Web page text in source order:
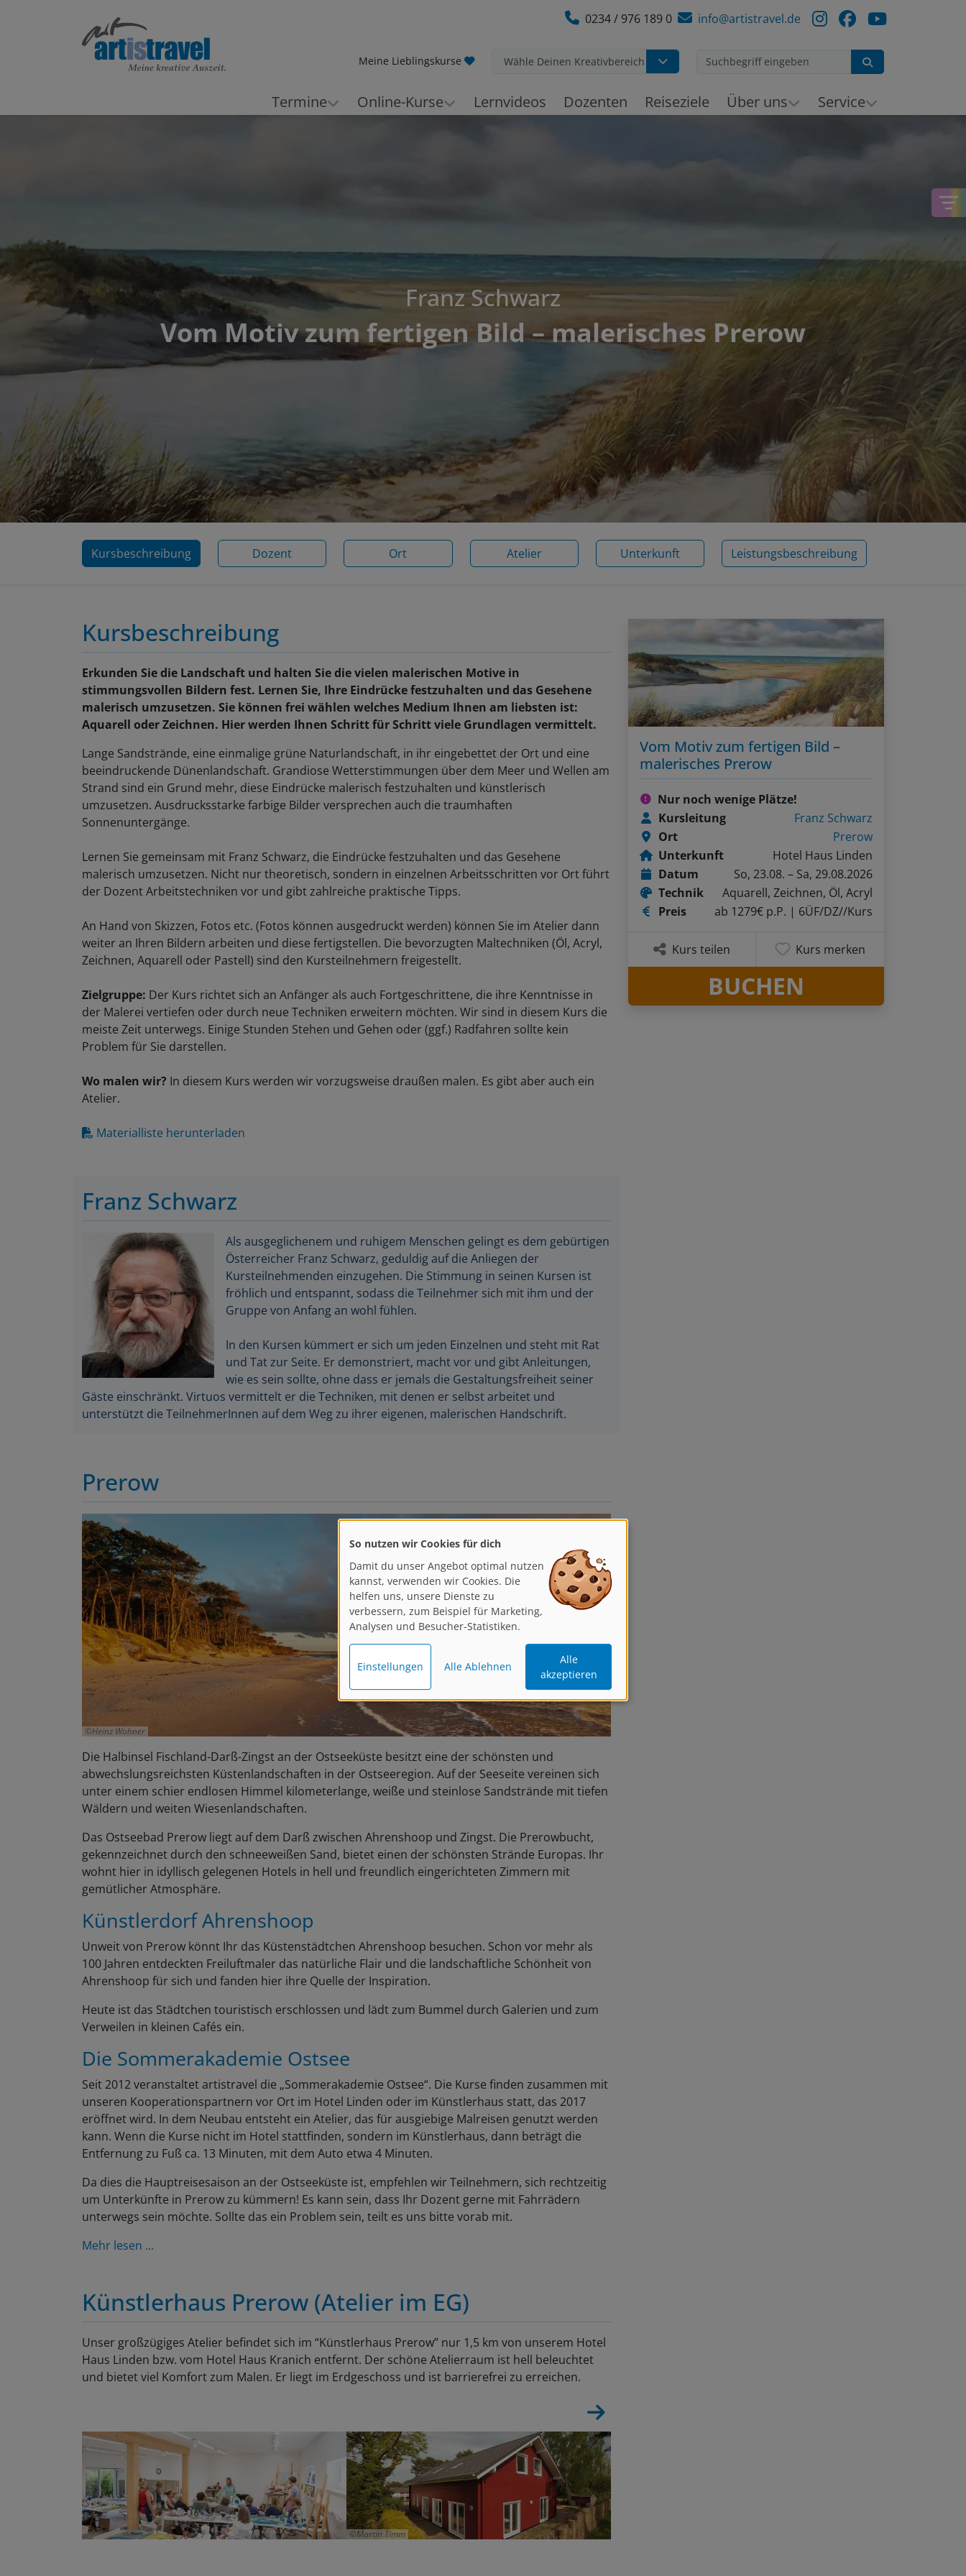
0234 / 976 189 0 info@artistravel.de
Meine Lieblingskurse Wähle Deinen Kreativbereich
Termine Online-Kurse Lernvideos Dozenten Reiseziele Über uns Service
Franz Schwarz
Vom Motiv zum fertigen Bild – malerisches Prerow
Kursbeschreibung Dozent Ort Atelier Unterkunft Leistungsbeschreibung
Kursbeschreibung
Erkunden Sie die Landschaft und halten Sie die vielen malerischen Motive in
stimmungsvollen Bildern fest. Lernen Sie, Ihre Eindrücke festzuhalten und das Gesehene
malerisch umzusetzen. Sie können frei wählen welches Medium Ihnen am liebsten ist:
Aquarell oder Zeichnen. Hier werden Ihnen Schritt für Schritt viele Grundlagen vermittelt.
Lange Sandstrände, eine einmalige grüne Naturlandschaft, in ihr eingebettet der Ort und eine
beeindruckende Dünenlandschaft. Grandiose Wetterstimmungen über dem Meer und Wellen am
Strand sind ein Grund mehr, diese Eindrücke malerisch festzuhalten und künstlerisch
umzusetzen. Ausdrucksstarke farbige Bilder versprechen auch die traumhaften
Sonnenuntergänge.
Lernen Sie gemeinsam mit Franz Schwarz, die Eindrücke festzuhalten und das Gesehene
malerisch umzusetzen. Nicht nur theoretisch, sondern in einzelnen Arbeitsschritten vor Ort führt
der Dozent Arbeitstechniken vor und gibt zahlreiche praktische Tipps.
An Hand von Skizzen, Fotos etc. (Fotos können ausgedruckt werden) können Sie im Atelier dann
weiter an Ihren Bildern arbeiten und diese fertigstellen. Die bevorzugten Maltechniken (Öl, Acryl,
Zeichnen, Aquarell oder Pastell) sind den Kursteilnehmern freigestellt.
Zielgruppe: Der Kurs richtet sich an Anfänger als auch Fortgeschrittene, die ihre Kenntnisse in
der Malerei vertiefen oder durch neue Techniken erweitern möchten. Wir sind in diesem Kurs die
meiste Zeit unterwegs. Einige Stunden Stehen und Gehen oder (ggf.) Radfahren sollte kein
Problem für Sie darstellen.
Wo malen wir? In diesem Kurs werden wir vorzugsweise draußen malen. Es gibt aber auch ein
Atelier.
Materialliste herunterladen
Franz Schwarz
Als ausgeglichenem und ruhigem Menschen gelingt es dem gebürtigen
Österreicher Franz Schwarz, geduldig auf die Anliegen der
Kursteilnehmenden einzugehen. Die Stimmung in seinen Kursen ist
fröhlich und entspannt, sodass die Teilnehmer sich mit ihm und der
Gruppe von Anfang an wohl fühlen.
In den Kursen kümmert er sich um jeden Einzelnen und steht mit Rat
und Tat zur Seite. Er demonstriert, macht vor und gibt Anleitungen,
wie es sein sollte, ohne dass er jemals die Gestaltungsfreiheit seiner
Gäste einschränkt. Virtuos vermittelt er die Techniken, mit denen er selbst arbeitet und
unterstützt die TeilnehmerInnen auf dem Weg zu ihrer eigenen, malerischen Handschrift.
Prerow
Heinz Wohner
Die Halbinsel Fischland-Darß-Zingst an der Ostseeküste besitzt eine der schönsten und
abwechslungsreichsten Küstenlandschaften in der Ostseeregion. Auf der Seeseite vereinen sich
unter einem schier endlosen Himmel kilometerlange, weiße und steinlose Sandstrände mit tiefen
Wäldern und weiten Wiesenlandschaften.
Das Ostseebad Prerow liegt auf dem Darß zwischen Ahrenshoop und Zingst. Die Prerowbucht,
gekennzeichnet durch den schneeweißen Sand, bietet einen der schönsten Strände Europas. Ihr
wohnt hier in idyllisch gelegenen Hotels in hell und freundlich eingerichteten Zimmern mit
gemütlicher Atmosphäre.
Künstlerdorf Ahrenshoop
Unweit von Prerow könnt Ihr das Küstenstädtchen Ahrenshoop besuchen. Schon vor mehr als
100 Jahren entdeckten Freiluftmaler das natürliche Flair und die landschaftliche Schönheit von
Ahrenshoop für sich und fanden hier ihre Quelle der Inspiration.
Heute ist das Städtchen touristisch erschlossen und lädt zum Bummel durch Galerien und zum
Verweilen in kleinen Cafés ein.
Die Sommerakademie Ostsee
Seit 2012 veranstaltet artistravel die „Sommerakademie Ostsee“. Die Kurse finden zusammen mit
unseren Kooperationspartnern vor Ort im Hotel Linden oder im Künstlerhaus statt, das 2017
eröffnet wird. In dem Neubau entsteht ein Atelier, das für ausgiebige Malreisen genutzt werden
kann. Wenn die Kurse nicht im Hotel stattfinden, sondern im Künstlerhaus, dann beträgt die
Entfernung zu Fuß ca. 13 Minuten, mit dem Auto etwa 4 Minuten.
Da dies die Hauptreisesaison an der Ostseeküste ist, empfehlen wir Teilnehmern, sich rechtzeitig
um Unterkünfte in Prerow zu kümmern! Es kann sein, dass Ihr Dozent gerne mit Fahrrädern
unterwegs sein möchte. Sollte das ein Problem sein, teilt es uns bitte vorab mit.
Mehr lesen ...
Künstlerhaus Prerow (Atelier im EG)
Unser großzügiges Atelier befindet sich im “Künstlerhaus Prerow” nur 1,5 km von unserem Hotel
Haus Linden bzw. vom Hotel Haus Kranich entfernt. Der schöne Atelierraum ist hell beleuchtet
und bietet viel Komfort zum Malen. Er liegt im Erdgeschoss und ist barrierefrei zu erreichen.
Martin Timm
Vom Motiv zum fertigen Bild –
malerisches Prerow
Nur noch wenige Plätze!
Kursleitung
Franz Schwarz
Ort
Prerow
Unterkunft
Hotel Haus Linden
Datum
So, 23.08. – Sa, 29.08.2026
Technik
Aquarell, Zeichnen, Öl, Acryl
Preis
ab 1279€ p.P. | 6ÜF/DZ//Kurs
Kurs teilen Kurs merken
BUCHEN
So nutzen wir Cookies für dich
Damit du unser Angebot optimal nutzen
kannst, verwenden wir Cookies. Die
helfen uns, unsere Dienste zu
verbessern, zum Beispiel für Marketing,
Analysen und Besucher-Statistiken.
Einstellungen Alle Ablehnen
Alle
akzeptieren